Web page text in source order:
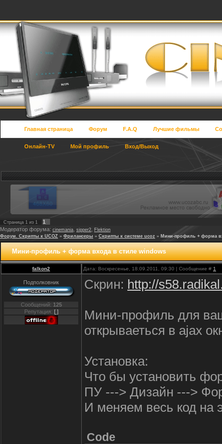
Главная страница Форум F.A.Q Лучшие фильмы
Онлайн-TV Мой профиль Вход/Выход
Страница 1 из 1
1
Модератор форума: cinemania sipper2
Flektion
Форум. Скрипты к UCOZ » Фрилансеры » Скрипты к системе ucoz » Мини-профиль + форма
Мини-профиль + форма входа в стиле windows
falkon2 Дата: Воскресенье, 18.09.2011, 09:30 | Сообщение # 1
Подполковник
Сообщений: 125
Репутация: [ ]
Скрин: http://
Мини-профиль для
открываеться в ajax
Установка:
Что бы установить
ПУ ---> Дизайн --->
И меняем весь код на
Code